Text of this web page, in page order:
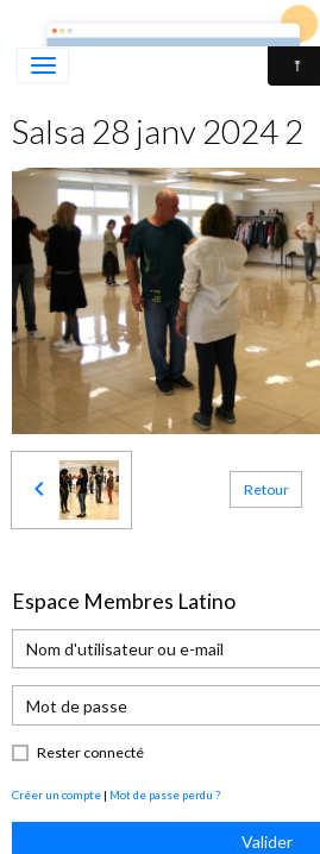
LATINO'CE - DANSES
Salsa 28 janv 2024 2
Retour
Espace Membres Latino
Rester connecté
Créer un compte | Mot de passe perdu ?
Valider